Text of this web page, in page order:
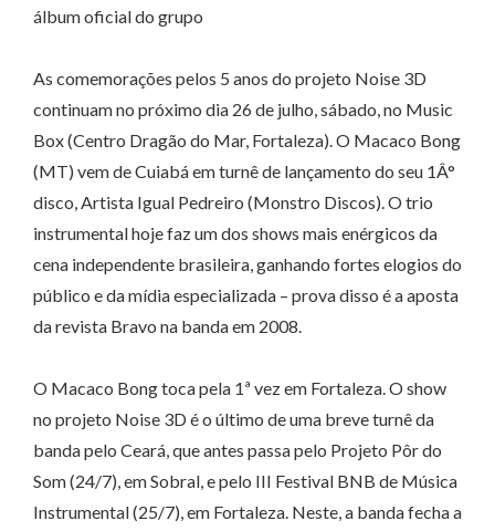
álbum oficial do grupo
As comemorações pelos 5 anos do projeto Noise 3D
continuam no próximo dia 26 de julho, sábado, no Music
Box (Centro Dragão do Mar, Fortaleza). O Macaco Bong
(MT) vem de Cuiabá em turnê de lançamento do seu 1Â°
disco, Artista Igual Pedreiro (Monstro Discos). O trio
instrumental hoje faz um dos shows mais enérgicos da
cena independente brasileira, ganhando fortes elogios do
público e da mídia especializada – prova disso é a aposta
da revista Bravo na banda em 2008.
O Macaco Bong toca pela 1ª vez em Fortaleza. O show
no projeto Noise 3D é o último de uma breve turnê da
banda pelo Ceará, que antes passa pelo Projeto Pôr do
Som (24/7), em Sobral, e pelo III Festival BNB de Música
Instrumental (25/7), em Fortaleza. Neste, a banda fecha a